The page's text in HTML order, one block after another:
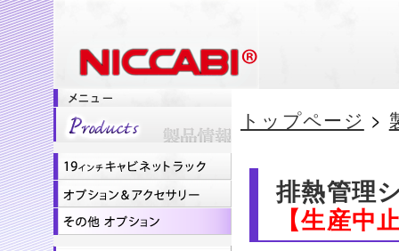
トップページ >
排熱管理
【生産中